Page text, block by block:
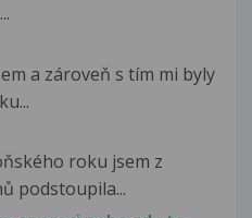
a zároveň s tím mi byly
roku jsem z
podstoupila...